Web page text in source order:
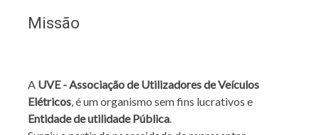
Missão
A UVE - Associação de Utilizadores de Veículos
Elétricos, é um organismo sem fins lucrativos e
Entidade de utilidade Pública.